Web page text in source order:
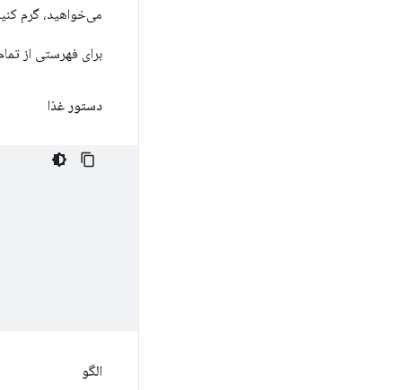
می‌خواهید، گرم
برای فهرستی از
دستور غذا
الگو